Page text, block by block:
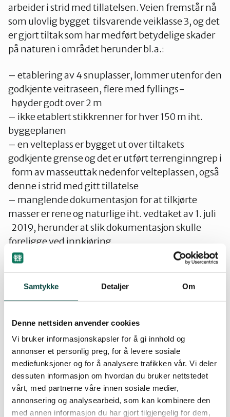
Samtykke Detaljer Om
Denne nettsiden anvender cookies
Vi bruker informasjonskapsler for å gi innhold og
annonser et personlig preg, for å levere sosiale
mediefunksjoner og for å analysere trafikken vår. Vi deler
dessuten informasjon om hvordan du bruker nettstedet
vårt, med partnerne våre innen sosiale medier,
annonsering og analysearbeid, som kan kombinere den
med annen informasjon du har gjort tilgjengelig for dem,
arbeider i strid med tillatelsen. Veien fremstår nå
som ulovlig bygget tilsvarende veiklasse 3, og det
er gjort tiltak som har medført betydelige skader
på naturen i området herunder bl.a.:
– etablering av 4 snuplasser, lommer utenfor den
godkjente veitraseen, flere med fyllings-
høyder godt over 2 m
– ikke etablert stikkrenner for hver 150 m iht.
byggeplanen
– en velteplass er bygget ut over tiltakets
godkjente grense og det er utført terrenginngrep i
form av masseuttak nedenfor velteplassen, også
denne i strid med gitt tillatelse
– manglende dokumentasjon for at tilkjørte
masser er rene og naturlige iht. vedtaket av 1. juli
2019, herunder at slik dokumentasjon skulle
foreligge ved innkjøring
– tydelige spor etter søppel og byggematerialer i
– oppbevaring av ytterligere tilkjørt
januar 2020).
NiNF anser at de forholdene som er avdekket
grenser opp mot miljøkriminalitet.
Søknad fra Ola Moe datert 9. november 2020 om
oppgradering av den ulovlig bygde veien fra